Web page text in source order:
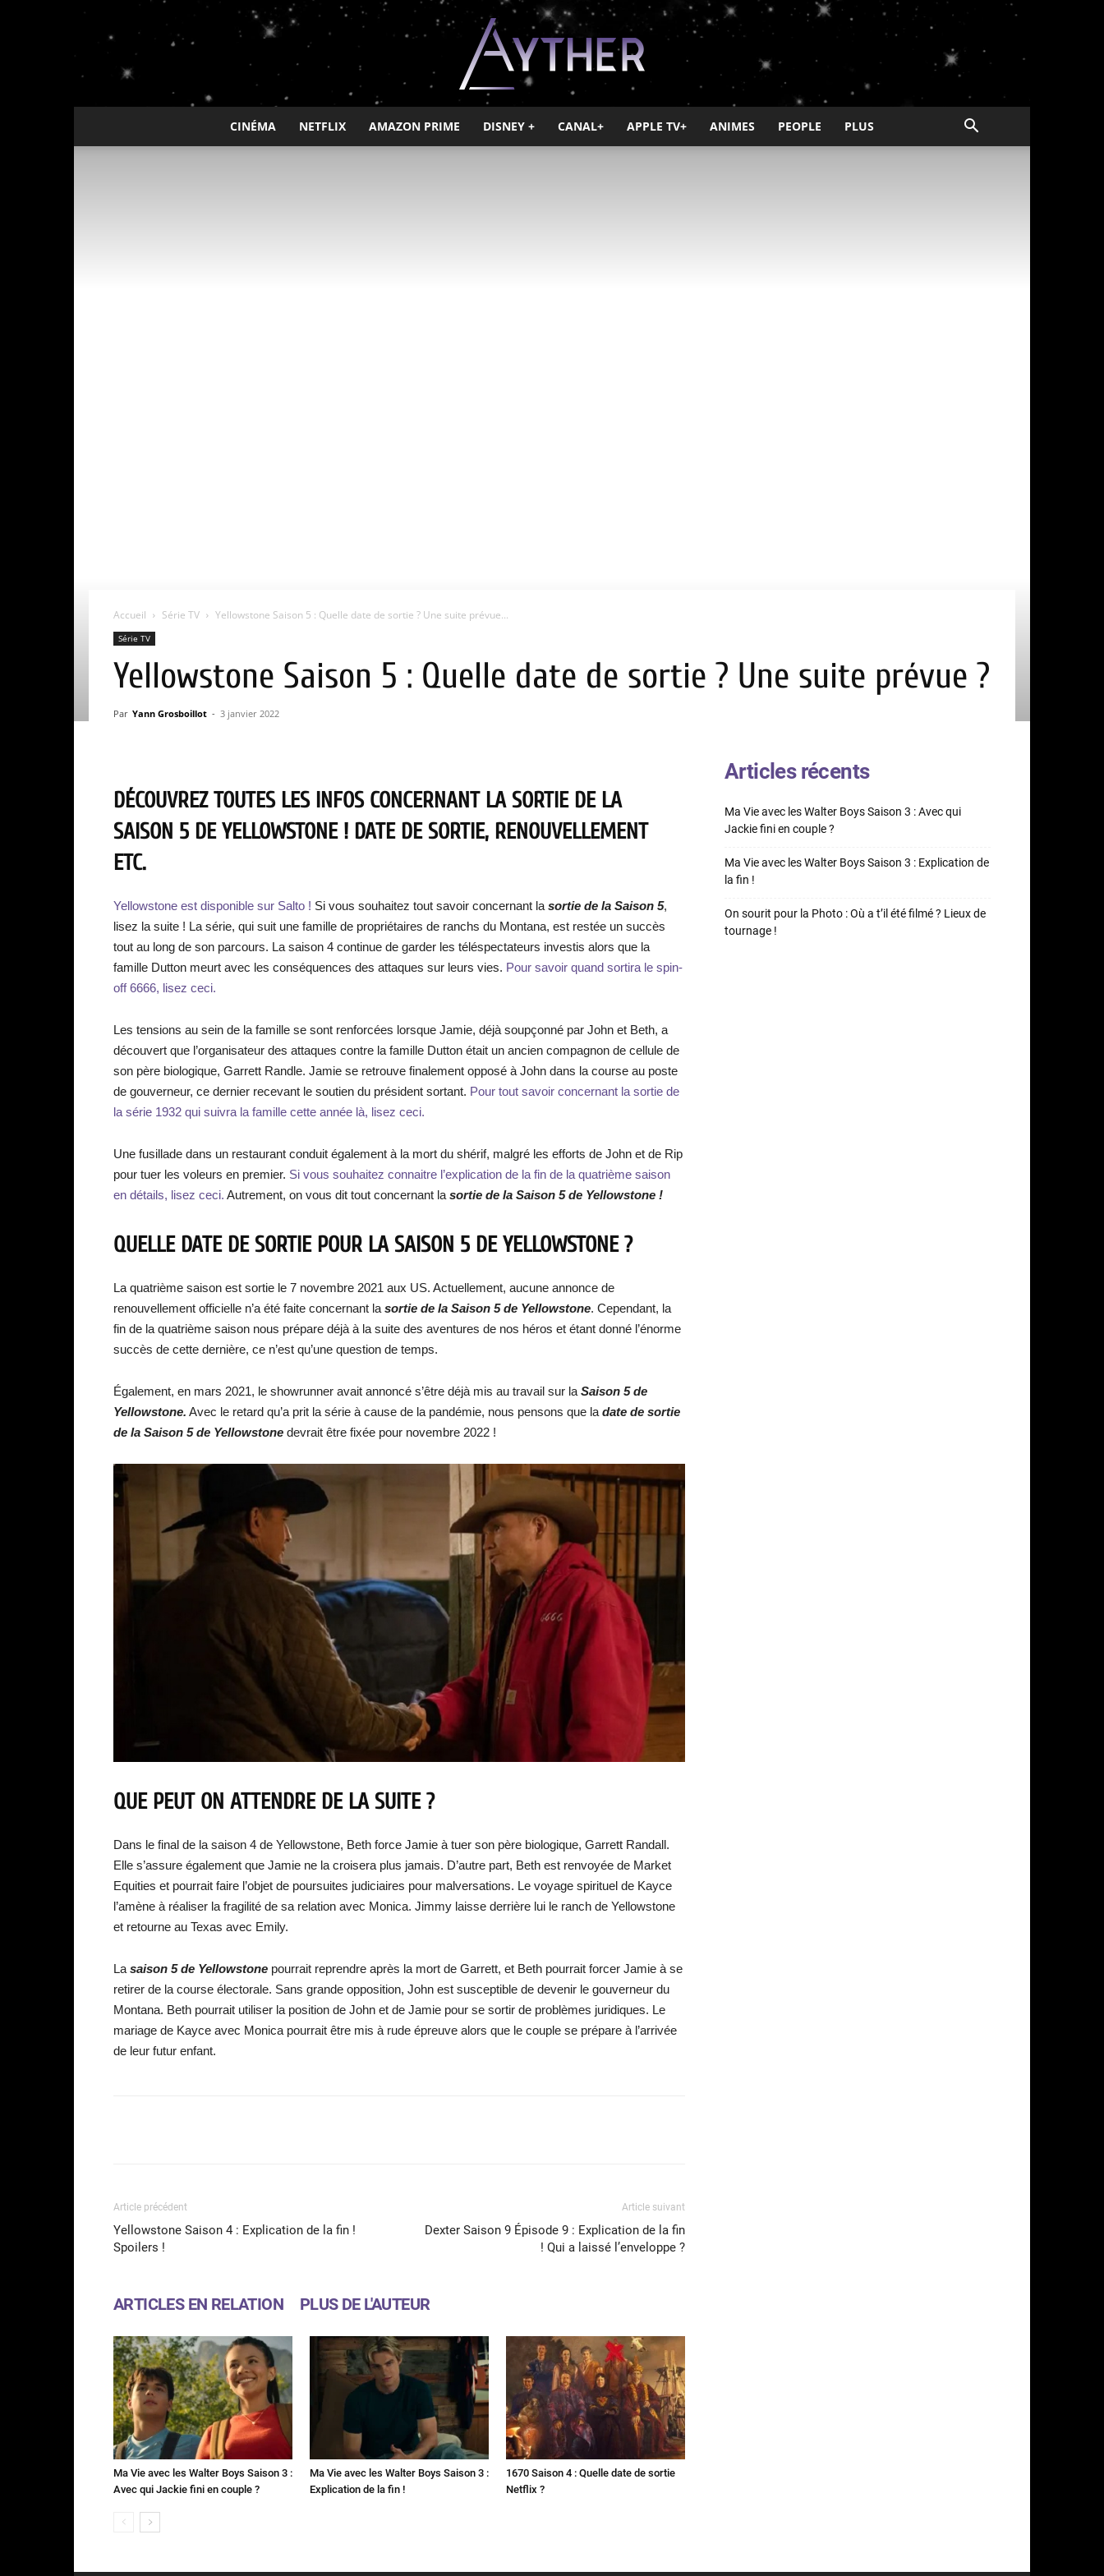
Ayther
CINÉMA NETFLIX AMAZON PRIME DISNEY + CANAL+ APPLE TV+ ANIMES PEOPLE PLUS
Accueil Série TV Yellowstone Saison 5 : Quelle date de sortie ? Une suite prévue...
Série TV
Yellowstone Saison 5 : Quelle date de sortie ? Une suite prévue ?
Par Yann Grosboillot - 3 janvier 2022
DÉCOUVREZ TOUTES LES INFOS CONCERNANT LA SORTIE DE LA
SAISON 5 DE YELLOWSTONE ! DATE DE SORTIE, RENOUVELLEMENT
ETC.
Yellowstone est disponible sur Salto ! Si vous souhaitez tout savoir concernant la sortie de la Saison 5,
lisez la suite ! La série, qui suit une famille de propriétaires de ranchs du Montana, est restée un succès
tout au long de son parcours. La saison 4 continue de garder les téléspectateurs investis alors que la
famille Dutton meurt avec les conséquences des attaques sur leurs vies. Pour savoir quand sortira le spin-
off 6666, lisez ceci.
Les tensions au sein de la famille se sont renforcées lorsque Jamie, déjà soupçonné par John et Beth, a
découvert que l’organisateur des attaques contre la famille Dutton était un ancien compagnon de cellule de
son père biologique, Garrett Randle. Jamie se retrouve finalement opposé à John dans la course au poste
de gouverneur, ce dernier recevant le soutien du président sortant. Pour tout savoir concernant la sortie de
la série 1932 qui suivra la famille cette année là, lisez ceci.
Une fusillade dans un restaurant conduit également à la mort du shérif, malgré les efforts de John et de Rip
pour tuer les voleurs en premier. Si vous souhaitez connaitre l’explication de la fin de la quatrième saison
en détails, lisez ceci. Autrement, on vous dit tout concernant la sortie de la Saison 5 de Yellowstone !
QUELLE DATE DE SORTIE POUR LA SAISON 5 DE YELLOWSTONE ?
La quatrième saison est sortie le 7 novembre 2021 aux US. Actuellement, aucune annonce de
renouvellement officielle n’a été faite concernant la sortie de la Saison 5 de Yellowstone. Cependant, la
fin de la quatrième saison nous prépare déjà à la suite des aventures de nos héros et étant donné l’énorme
succès de cette dernière, ce n’est qu’une question de temps.
Également, en mars 2021, le showrunner avait annoncé s’être déjà mis au travail sur la Saison 5 de
Yellowstone. Avec le retard qu’a prit la série à cause de la pandémie, nous pensons que la date de sortie
de la Saison 5 de Yellowstone devrait être fixée pour novembre 2022 !
QUE PEUT ON ATTENDRE DE LA SUITE ?
Dans le final de la saison 4 de Yellowstone, Beth force Jamie à tuer son père biologique, Garrett Randall.
Elle s’assure également que Jamie ne la croisera plus jamais. D’autre part, Beth est renvoyée de Market
Equities et pourrait faire l’objet de poursuites judiciaires pour malversations. Le voyage spirituel de Kayce
l’amène à réaliser la fragilité de sa relation avec Monica. Jimmy laisse derrière lui le ranch de Yellowstone
et retourne au Texas avec Emily.
La saison 5 de Yellowstone pourrait reprendre après la mort de Garrett, et Beth pourrait forcer Jamie à se
retirer de la course électorale. Sans grande opposition, John est susceptible de devenir le gouverneur du
Montana. Beth pourrait utiliser la position de John et de Jamie pour se sortir de problèmes juridiques. Le
mariage de Kayce avec Monica pourrait être mis à rude épreuve alors que le couple se prépare à l’arrivée
de leur futur enfant.
Article précédent
Yellowstone Saison 4 : Explication de la fin !
Spoilers !
Article suivant
Dexter Saison 9 Épisode 9 : Explication de la fin
! Qui a laissé l’enveloppe ?
ARTICLES EN RELATION PLUS DE L'AUTEUR
Ma Vie avec les Walter Boys Saison 3 :
Avec qui Jackie fini en couple ?
Ma Vie avec les Walter Boys Saison 3 :
Explication de la fin !
1670 Saison 4 : Quelle date de sortie
Netflix ?
Articles récents
Ma Vie avec les Walter Boys Saison 3 : Avec qui
Jackie fini en couple ?
Ma Vie avec les Walter Boys Saison 3 : Explication de
la fin !
On sourit pour la Photo : Où a t’il été filmé ? Lieux de
tournage !